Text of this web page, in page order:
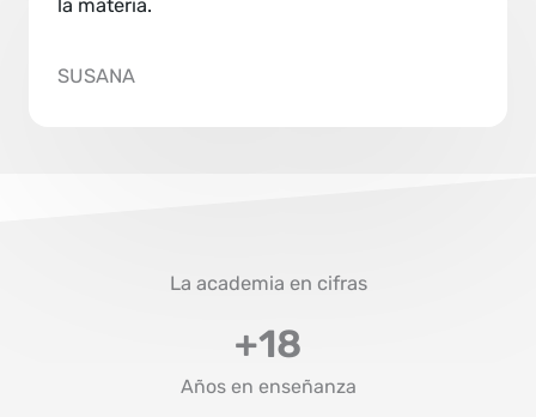
la materia.
SUSANA
La academia en cifras
Años en enseñanza
+18